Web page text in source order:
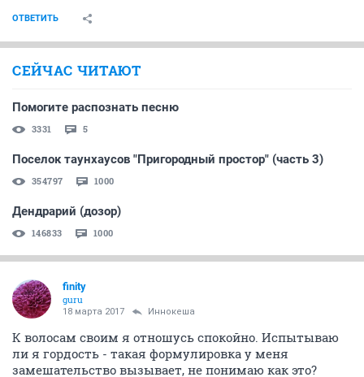
ОТВЕТИТЬ
СЕЙЧАС ЧИТАЮТ
Помогите распознать песню
3331 5
Поселок таунхаусов "Пригородный простор" (часть 3)
354797 1000
Дендрарий (дозор)
146833 1000
finity
guru
18 марта 2017 Иннокеша
К волосам своим я отношусь спокойно. Испытываю
ли я гордость - такая формулировка у меня
замешательство вызывает, не понимаю как это?